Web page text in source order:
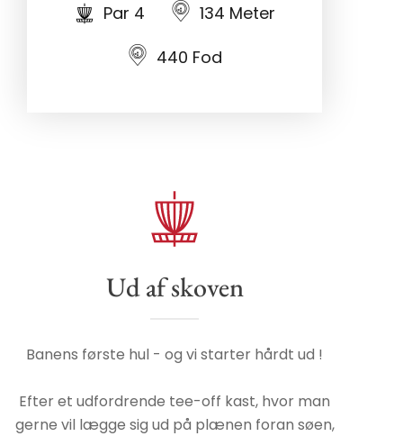
Par 4
134 Meter
440 Fod
Ud af skoven
Banens første hul - og vi starter hårdt ud !
Efter et udfordrende tee-off kast, hvor man
gerne vil lægge sig ud på plænen foran søen,